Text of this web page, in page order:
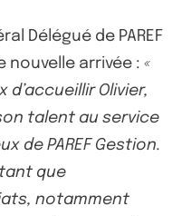
Délégué de PAREF
arrivée : «
Olivier,
talent au service
de PAREF Gestion.
que
notamment